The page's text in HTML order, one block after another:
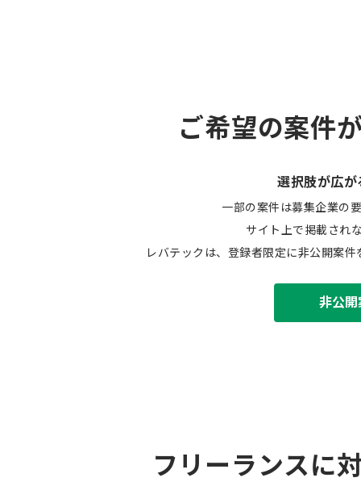
ご希望の案件
選択肢が広が
一部の案件は募集企業の
サイト上で掲載され
レバテックは、登録者限定に非公開案
非公
フリーランスに